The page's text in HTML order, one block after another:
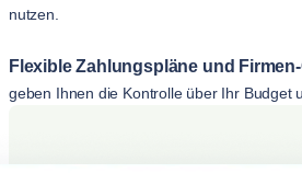
nutzen.
Flexible Zahlungspläne und
geben Ihnen die Kontrolle über Ihr Budget